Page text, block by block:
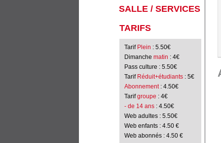
SALLE / SERVICES
TARIFS
Tarif Plein : 5.50€
Dimanche matin : 4€
Pass culture : 5.50€
Tarif Réduit+étudiants : 5€
Abonnement: 4.50€
Tarifgroupe : 4€
- de 14 ans: 4.50€
Web adultes : 5.50€
Web enfants : 4.50 €
Web abonnés : 4.50 €